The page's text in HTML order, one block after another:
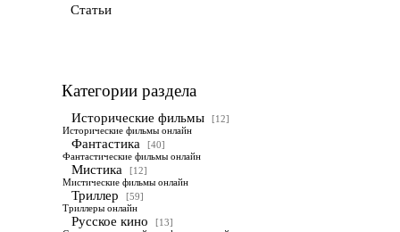
Статьи
Категории раздела
Исторические фильмы
[12]
Исторические фильмы онлайн
Фантастика
[40]
Фантастические фильмы онлайн
Мистика
[12]
Мистические фильмы онлайн
Триллер
[59]
Триллеры онлайн
Русское кино
[13]